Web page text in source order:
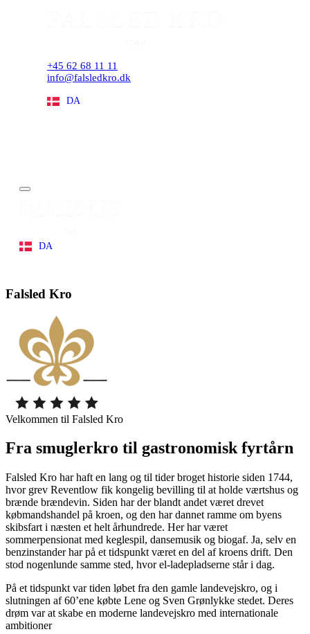
+45 62 68 11 11
info@falsledkro.dk
DA
EN
Menu
DA
EN
Falsled Kro
Velkommen til Falsled Kro
Fra smuglerkro til gastronomisk fyrtårn
Falsled Kro har haft en lang og til tider broget historie siden 1744,
hvor grev Reventlow fik kongelig bevilling til at holde værtshus og
brænde brændevin. Siden har der blandt andet været drevet
købmandshandel på kroen, og den har dannet ramme om byens
skibsfart i næsten et helt århundrede. Her har været
sommerpensionat med keglespil, dansemusik og biogaf. Ja, selv en
benzinstander har på et tidspunkt været en del af kroens drift. Den
stod nogenlunde samme sted, hvor el-ladepladserne står i dag.
På et tidspunkt var tiden løbet fra den gamle landevejskro, og i
slutningen af 60’ene købte Lene og Sven Grønlykke stedet. Deres
drøm var at skabe en moderne landevejskro med internationale
ambitioner